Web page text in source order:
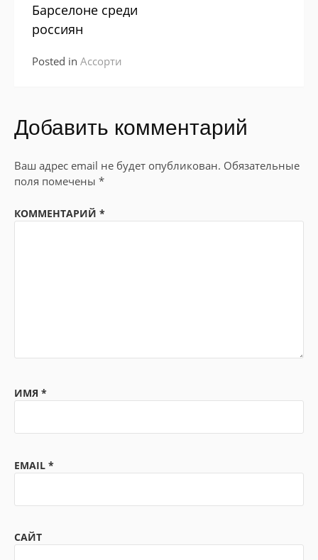
Барселоне среди
россиян
Posted in Ассорти
Добавить комментарий
Ваш адрес email не будет опубликован. Обязательные
поля помечены *
КОММЕНТАРИЙ *
ИМЯ *
EMAIL *
САЙТ